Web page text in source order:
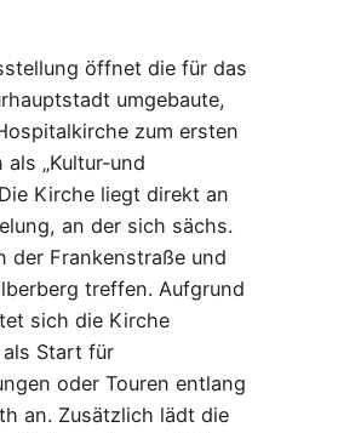
öffnet die für das
umgebaute,
zum ersten
als „Kultur-und
Kirche liegt direkt an
an der sich sächs.
der Frankenstraße und
treffen. Aufgrund
sich die Kirche
Start für
oder Touren entlang
an. Zusätzlich lädt die